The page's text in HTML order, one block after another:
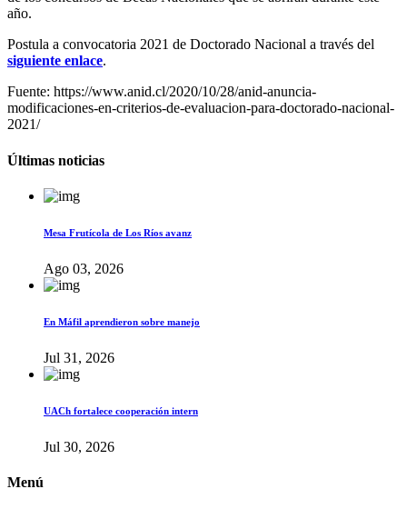
año.
Postula a convocatoria 2021 de Doctorado Nacional a través del
siguiente enlace.
Fuente: https://www.anid.cl/2020/10/28/anid-anuncia-
modificaciones-en-criterios-de-evaluacion-para-doctorado-nacional-
2021/
Últimas noticias
Mesa Frutícola de Los Ríos avanz
Ago 03, 2026
En Máfil aprendieron sobre manejo
Jul 31, 2026
UACh fortalece cooperación intern
Jul 30, 2026
Menú